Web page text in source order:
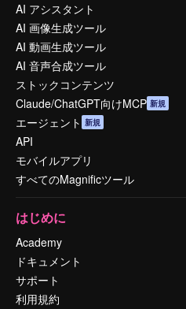
AI アシスタント
AI 画像生成ツール
AI 動画生成ツール
AI 音声合成ツール
ストックコンテンツ
Claude/ChatGPT向けMCP 新規
エージェント 新規
API
モバイルアプリ
すべてのMagnificツール
はじめに
Academy
ドキュメント
サポート
利用規約